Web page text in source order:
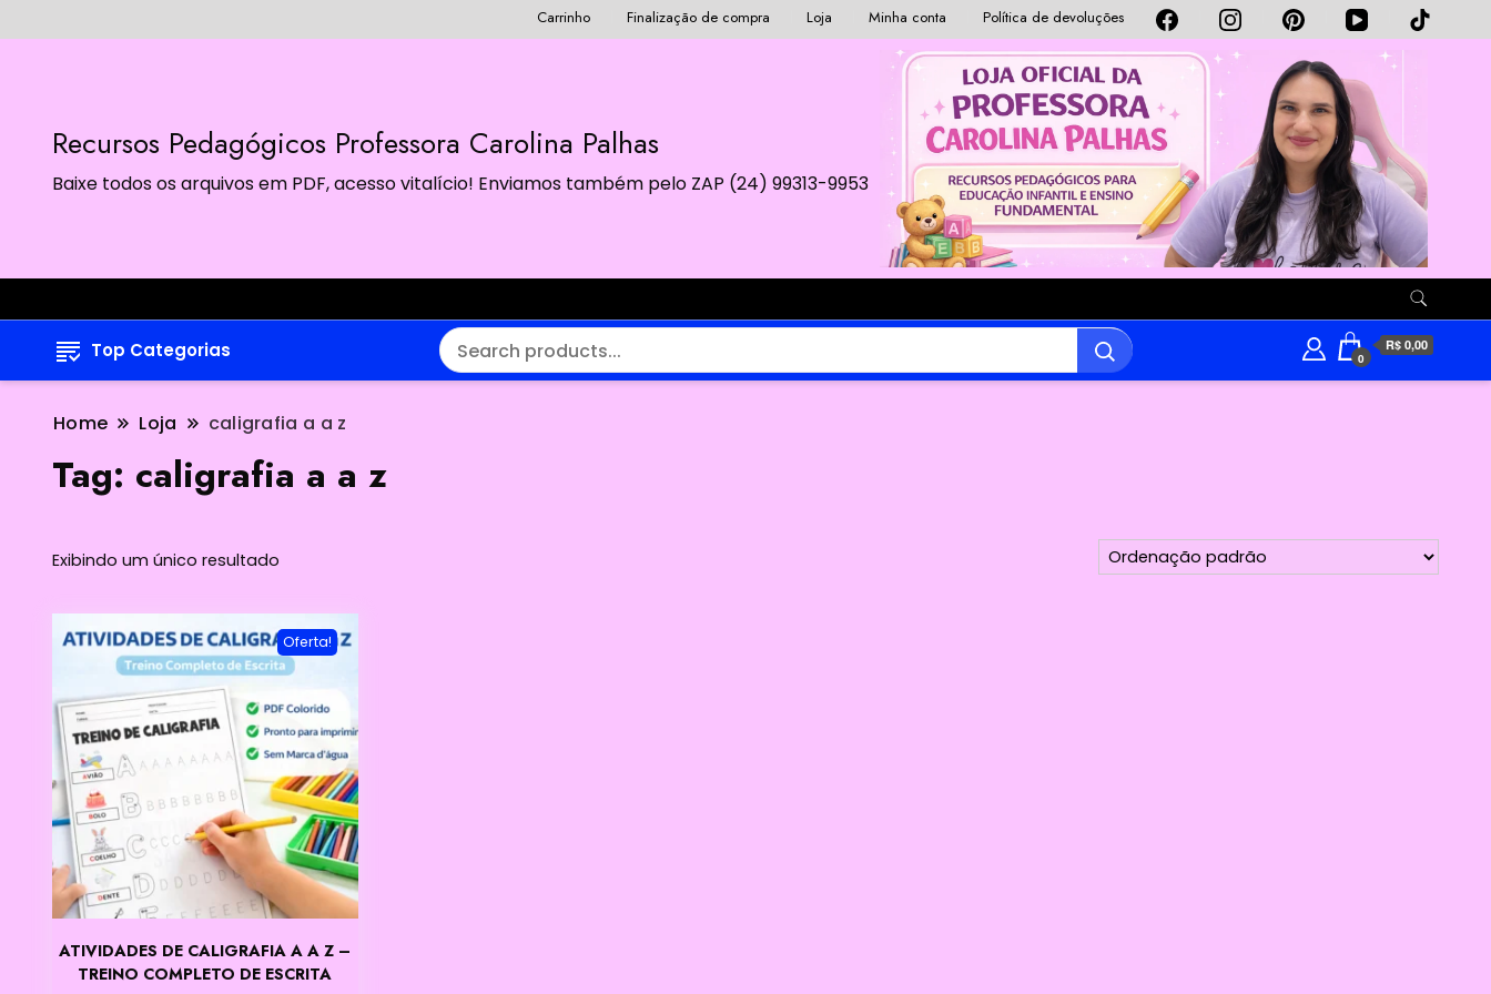
Carrinho Finalização de compra Loja Minha conta Política de devoluções
Recursos Pedagógicos Professora Carolina Palhas
Baixe todos os arquivos em PDF, acesso vitalício! Enviamos também pelo ZAP (24) 99313-9953
Top Categorias 0
R$ 0,00
Home Loja caligrafia a a z
Tag: caligrafia a a z
Exibindo um único resultado
Oferta!
ATIVIDADES DE CALIGRAFIA A A Z –
TREINO COMPLETO DE ESCRITA